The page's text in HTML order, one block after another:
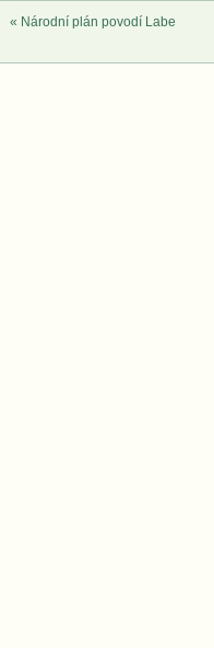
Post navigation
« Národní plán povodí Labe